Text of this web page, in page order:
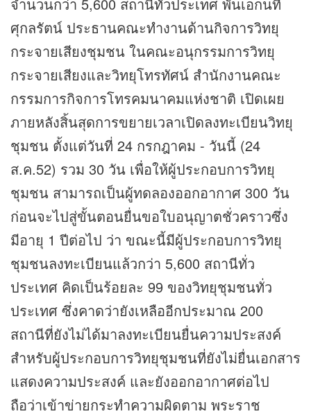
จำนวนกว่า 5,600 สถานีทั่วประเทศ พันเอกนที
ศุกลรัตน์ ประธานคณะทำงานด้านกิจการวิทยุ
กระจายเสียงชุมชน ในคณะอนุกรรมการวิทยุ
กระจายเสียงและวิทยุโทรทัศน์ สำนักงานคณะ
กรรมการกิจการโทรคมนาคมแห่งชาติ เปิดเผย
ภายหลังสิ้นสุดการขยายเวลาเปิดลงทะเบียนวิทยุ
ชุมชน ตั้งแต่วันที่ 24 กรกฎาคม - วันนี้ (24
ส.ค.52) รวม 30 วัน เพื่อให้ผู้ประกอบการวิทยุ
ชุมชน สามารถเป็นผู้ทดลองออกอากาศ 300 วัน
ก่อนจะไปสู่ขั้นตอนยื่นขอใบอนุญาตชั่วคราวซึ่ง
มีอายุ 1 ปีต่อไป ว่า ขณะนี้มีผู้ประกอบการวิทยุ
ชุมชนลงทะเบียนแล้วกว่า 5,600 สถานีทั่ว
ประเทศ คิดเป็นร้อยละ 99 ของวิทยุชุมชนทั่ว
ประเทศ ซึ่งคาดว่ายังเหลืออีกประมาณ 200
สถานีที่ยังไม่ได้มาลงทะเบียนยื่นความประสงค์
สำหรับผู้ประกอบการวิทยุชุมชนที่ยังไม่ยื่นเอกสาร
แสดงความประสงค์ และยังออกอากาศต่อไป
ถือว่าเข้าข่ายกระทำความผิดตาม พระราช